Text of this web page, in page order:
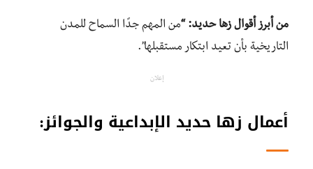
من أبرز أقوال زها حديد: “من المهم جدًا السماح للمدن
التاريخية بأن تعيد ابتكار مستقبلها”.
إعلان
أعمال زها حديد الإبداعية والجوائز: